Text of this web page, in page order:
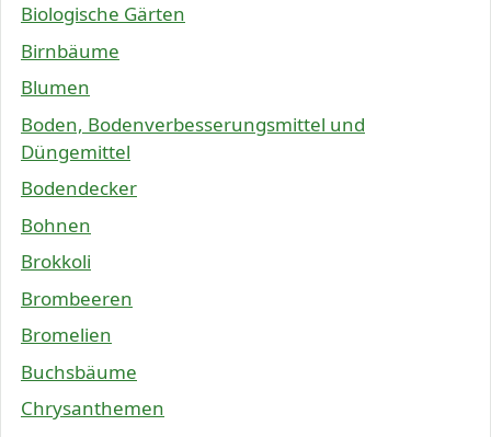
Biologische Gärten
Birnbäume
Blumen
Boden, Bodenverbesserungsmittel und
Düngemittel
Bodendecker
Bohnen
Brokkoli
Brombeeren
Bromelien
Buchsbäume
Chrysanthemen